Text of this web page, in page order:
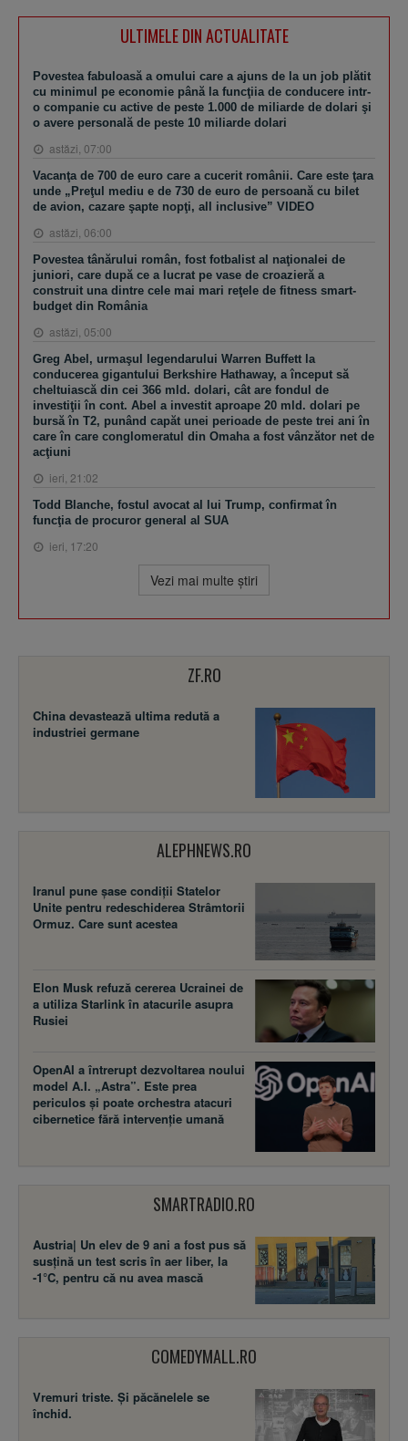
ULTIMELE DIN ACTUALITATE
Povestea fabuloasă a omului care a ajuns de la un job plătit
cu minimul pe economie până la funcţiia de conducere intr-
o companie cu active de peste 1.000 de miliarde de dolari şi
o avere personală de peste 10 miliarde dolari
astăzi, 07:00
Vacanţa de 700 de euro care a cucerit românii. Care este ţara
unde „Preţul mediu e de 730 de euro de persoană cu bilet
de avion, cazare şapte nopţi, all inclusive” VIDEO
astăzi, 06:00
Povestea tânărului român, fost fotbalist al naţionalei de
juniori, care după ce a lucrat pe vase de croazieră a
construit una dintre cele mai mari reţele de fitness smart-
budget din România
astăzi, 05:00
Greg Abel, urmaşul legendarului Warren Buffett la
conducerea gigantului Berkshire Hathaway, a început să
cheltuiască din cei 366 mld. dolari, cât are fondul de
investiţii în cont. Abel a investit aproape 20 mld. dolari pe
bursă în T2, punând capăt unei perioade de peste trei ani în
care în care conglomeratul din Omaha a fost vânzător net de
acţiuni
ieri, 21:02
Todd Blanche, fostul avocat al lui Trump, confirmat în
funcţia de procuror general al SUA
ieri, 17:20
Vezi mai multe ştiri
ZF.RO
China devastează ultima redută a
industriei germane
ALEPHNEWS.RO
Iranul pune șase condiții Statelor
Unite pentru redeschiderea Strâmtorii
Ormuz. Care sunt acestea
Elon Musk refuză cererea Ucrainei de
a utiliza Starlink în atacurile asupra
Rusiei
OpenAI a întrerupt dezvoltarea noului
model A.I. „Astra”. Este prea
periculos și poate orchestra atacuri
cibernetice fără intervenție umană
SMARTRADIO.RO
Austria| Un elev de 9 ani a fost pus să
susţină un test scris în aer liber, la
-1°C, pentru că nu avea mască
COMEDYMALL.RO
Vremuri triste. Şi păcănelele se
închid.